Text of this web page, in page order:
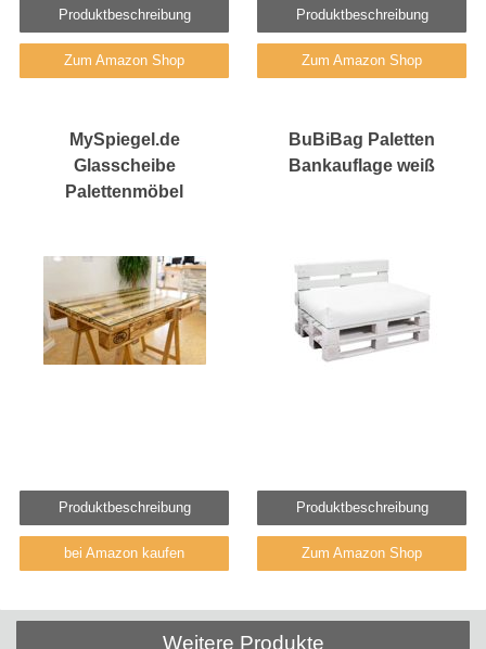
Produktbeschreibung
Zum Amazon Shop
Produktbeschreibung
Zum Amazon Shop
MySpiegel.de
Glasscheibe
Palettenmöbel
Produktbeschreibung
bei Amazon kaufen
BuBiBag Paletten
Bankauflage weiß
Produktbeschreibung
Zum Amazon Shop
Weitere Produkte